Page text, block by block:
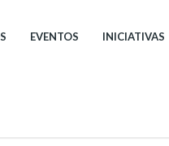
EVENTOS INICIATIVAS